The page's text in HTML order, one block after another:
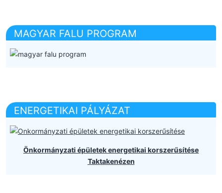
MAGYAR FALU PROGRAM
ENERGETIKAI PÁLYÁZAT
Önkormányzati épületek energetikai korszerűsítése
Taktakenézen